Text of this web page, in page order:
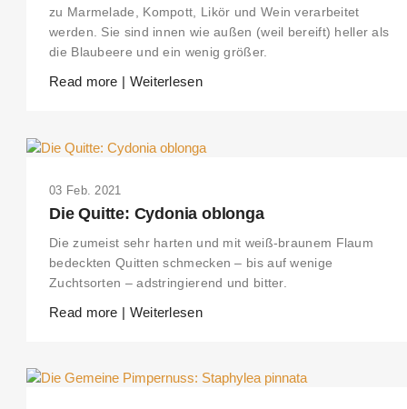
zu Marmelade, Kompott, Likör und Wein verarbeitet
werden. Sie sind innen wie außen (weil bereift) heller als
die Blaubeere und ein wenig größer.
Read more | Weiterlesen
03 Feb. 2021
Die Quitte: Cydonia oblonga
Die zumeist sehr harten und mit weiß-braunem Flaum
bedeckten Quitten schmecken – bis auf wenige
Zuchtsorten – adstringierend und bitter.
Read more | Weiterlesen